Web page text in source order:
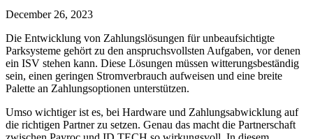
December 26, 2023
Die Entwicklung von Zahlungslösungen für unbeaufsichtigte
Parksysteme gehört zu den anspruchsvollsten Aufgaben, vor denen
ein ISV stehen kann. Diese Lösungen müssen witterungsbeständig
sein, einen geringen Stromverbrauch aufweisen und eine breite
Palette an Zahlungsoptionen unterstützen.
Umso wichtiger ist es, bei Hardware und Zahlungsabwicklung auf
die richtigen Partner zu setzen. Genau das macht die Partnerschaft